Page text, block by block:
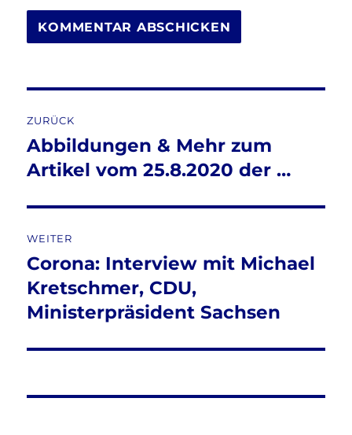
ZURÜCK
Vorheriger
Beitrag:
Abbildungen & Mehr zum
Artikel vom 25.8.2020 der …
WEITER
Nächster
Beitrag:
Corona: Interview mit Michael
Kretschmer, CDU,
Ministerpräsident Sachsen